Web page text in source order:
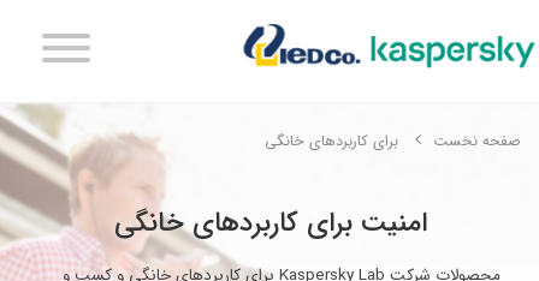
صفحه نخست برای کاربردهای خانگی
امنیت برای کاربردهای خانگی
محصولات شرکت Kaspersky Lab برای کاربردهای خانگی و کسب و